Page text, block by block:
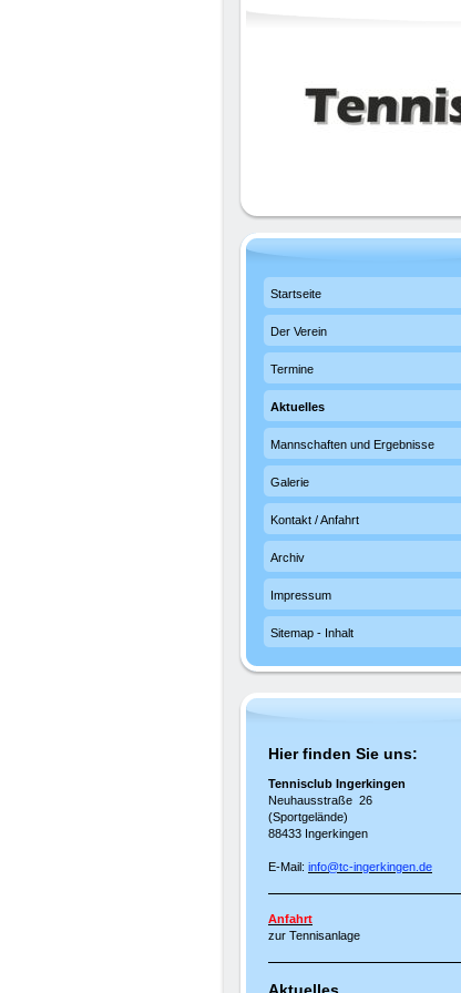
Startseite
Der Verein
Termine
Aktuelles
Mannschaften und Ergebnisse
Galerie
Kontakt / Anfahrt
Archiv
Impressum
Sitemap - Inhalt
Hier finden Sie uns:
Tennisclub Ingerkingen
Neuhausstraße 26
(Sportgelände)
88433 Ingerkingen
E-Mail: info@tc-ingerkingen.de
Anfahrt
zur Tennisanlage